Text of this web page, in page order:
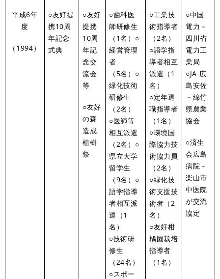
平成6年
度
（1994）
○友好提
携10周
年記念
式典
○友好
提携
10周
年記
念交
流会
等
○友好
の森
造成
植樹
祭
○歯科医
師研修生
（1名）○
経営管理
者
（5名）○
緑化技術
研修生
（2名）
○医師等
相互派遣
（2名）○
県立大学
留学生
（9名）○
語学指導
者相互派
遣（1
名）
○技術研
修生
（24名）
○スポー
○工業技
術指導者
（2名）
○語学指
導者相互
派遣（1
名）
○定年退
職指導者
（1名）
○環境国
際協力技
術協力員
（2名）
○緑化技
術支援技
術者（2
名）
○友好柑
橘園栽培
指導者
（1名）
○中国
電力－
四川省
電力工
業局
○JA 広
島安佐
－綿竹
県農業
協会
○済生
会広島
病院－
楽山市
中医院
が交流
協定